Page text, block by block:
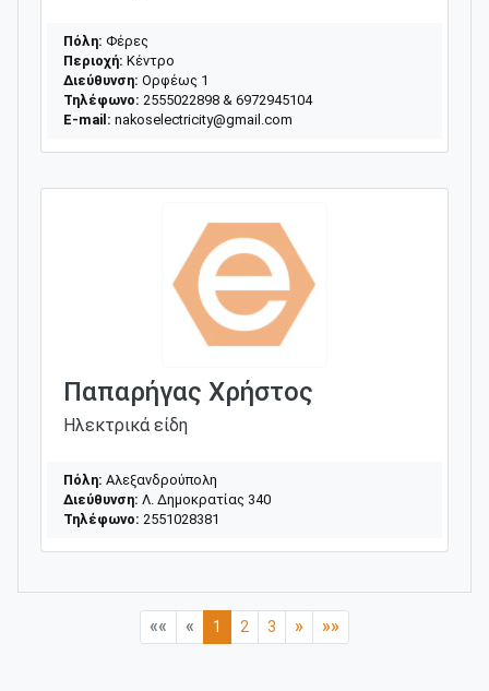
Πόλη: Φέρες
Περιοχή: Κέντρο
Διεύθυνση: Ορφέως 1
Τηλέφωνο: 2555022898 & 6972945104
E-mail: nakoselectricity@gmail.com
Παπαρήγας Χρήστος
Ηλεκτρικά είδη
Πόλη: Αλεξανδρούπολη
Διεύθυνση: Λ. Δημοκρατίας 340
Τηλέφωνο: 2551028381
«« « 1 2 3 » »»